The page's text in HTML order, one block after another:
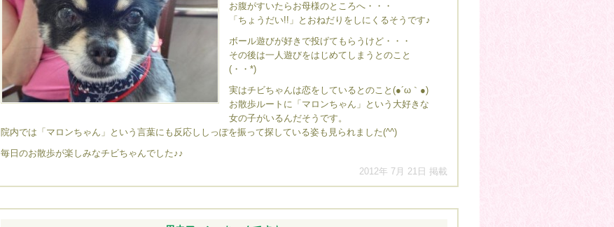
お腹がすいたらお母様のところへ・・・
「ちょうだい!!」とおねだりをしにくるそうです♪
ボール遊びが好きで投げてもらうけど・・・
その後は一人遊びをはじめてしまうとのこと
(・・*)ゞ
実はチビちゃんは恋をしているとのこと(●´ω｀●)
お散歩ルートに「マロンちゃん」という大好きな
女の子がいるんだそうです。
院内では「マロンちゃん」という言葉にも反応ししっぽを振って探している姿も見られました(^^)
毎日のお散歩が楽しみなチビちゃんでした♪♪
2012年 7月 21日 掲載